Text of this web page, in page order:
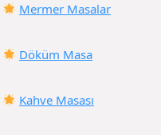
Mermer Masalar
Döküm Masa
Kahve Masası